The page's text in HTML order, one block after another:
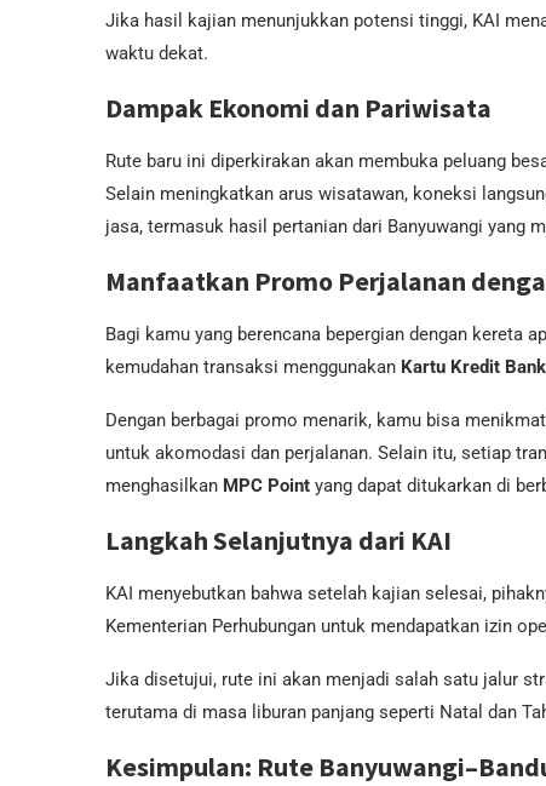
Jika hasil kajian menunjukkan potensi tinggi, KAI
waktu dekat.
Dampak Ekonomi dan Pariwisata
Rute baru ini diperkirakan akan membuka peluang
Selain meningkatkan arus wisatawan, koneksi
jasa, termasuk hasil pertanian dari Banyuwangi yang
Manfaatkan Promo Perjalanan
Bagi kamu yang berencana bepergian dengan kereta
kemudahan transaksi menggunakan Kartu Kredit
Dengan berbagai promo menarik, kamu bisa
untuk akomodasi dan perjalanan. Selain itu, setiap
menghasilkan MPC Point yang dapat ditukarkan di
Langkah Selanjutnya dari KAI
KAI menyebutkan bahwa setelah kajian selesai,
Kementerian Perhubungan untuk mendapatkan izin
Jika disetujui, rute ini akan menjadi salah satu jalur
terutama di masa liburan panjang seperti Natal dan
Kesimpulan: Rute